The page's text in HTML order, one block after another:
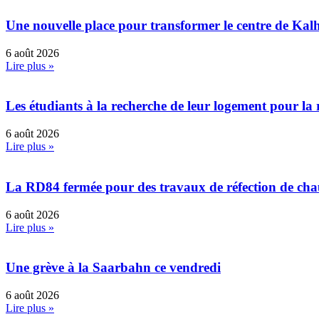
Une nouvelle place pour transformer le centre de
6 août 2026
Lire plus »
Les étudiants à la recherche de leur logement pour la
6 août 2026
Lire plus »
La RD84 fermée pour des travaux de réfection de
6 août 2026
Lire plus »
Une grève à la Saarbahn ce vendredi
6 août 2026
Lire plus »